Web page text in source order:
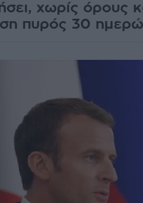
χωρίς όρους
πυρός 30